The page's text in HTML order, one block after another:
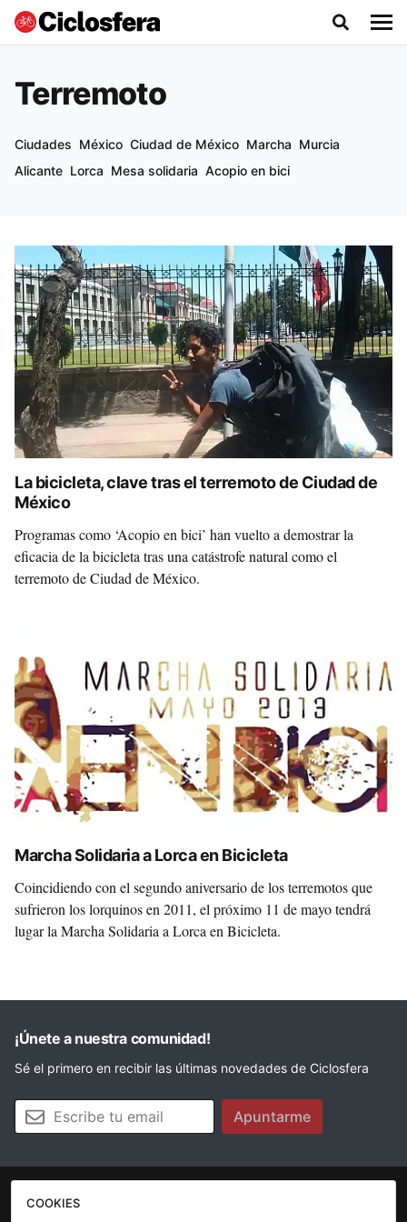
Terremoto
Ciudades México Ciudad de México Marcha Murcia
Alicante Lorca Mesa solidaria Acopio en bici
La bicicleta, clave tras el terremoto de Ciudad de
México
Programas como ‘Acopio en bici’ han vuelto a demostrar la
eficacia de la bicicleta tras una catástrofe natural como el
terremoto de Ciudad de México.
Marcha Solidaria a Lorca en Bicicleta
Coincidiendo con el segundo aniversario de los terremotos que
sufrieron los lorquinos en 2011, el próximo 11 de mayo tendrá
lugar la Marcha Solidaria a Lorca en Bicicleta.
¡Únete a nuestra comunidad!
Sé el primero en recibir las últimas novedades de Ciclosfera
Tu email Apuntarme
La revista
COOKIES